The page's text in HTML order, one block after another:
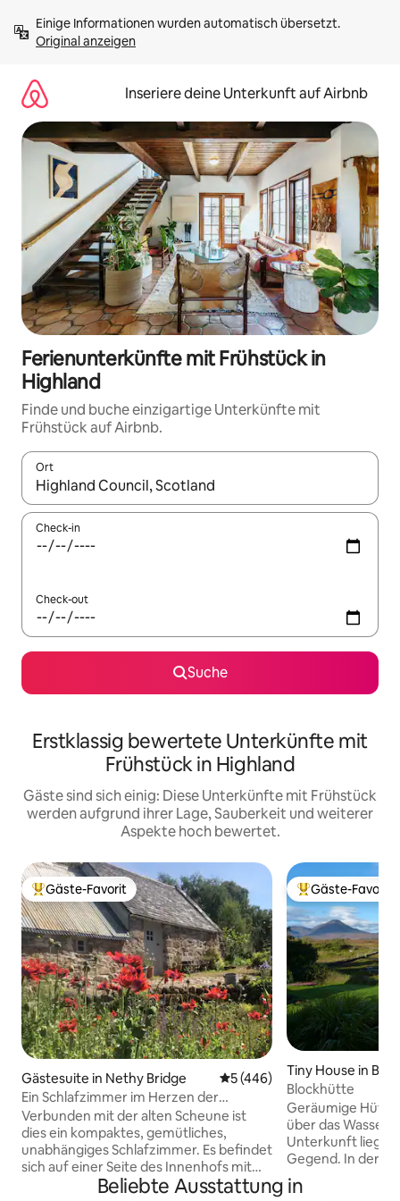
Inhalten
springenOriginal anzeigen
Inseriere deine Unterkunft auf Airbnb
Ferienunterkünfte mit Frühstück in
Highland
Finde und buche einzigartige Unterkünfte mit
Frühstück auf Airbnb.
Ort
Wenn Ergebnisse verfügbar sind, navigiere mit den
Check-in
Check-out
Suche
Erstklassig bewertete Unterkünfte mit
Frühstück in Highland
Gäste sind sich einig: Diese Unterkünfte mit Frühstück
werden aufgrund ihrer Lage, Sauberkeit und weiterer
Aspekte hoch bewertet.
Beliebter Gäste-Favorit.
Gäste-Favorit
Gästesuite in Nethy Bridge Durchschnittliche
5 (446)
Ein Schlafzimmer im Herzen der
Cairngorms
Verbunden mit der alten Scheune ist
dies ein kompaktes, gemütliches,
unabhängiges Schlafzimmer. Es befindet
sich auf einer Seite des Innenhofs mit
separatem Schlüsselzugang, damit du
Beliebter Gäste-
Gäste-Favorit
Tiny House in
Blockhütte
Geräumige Hütte
über das Wasser
Unterkunft liegt
Gegend. In der
Brücke entfernt
Beliebte Ausstattung in